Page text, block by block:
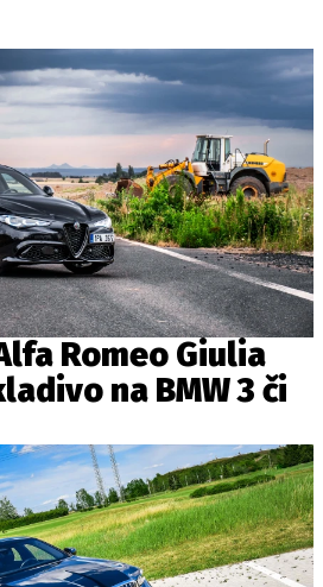
Romeo Giulia
na BMW 3 či